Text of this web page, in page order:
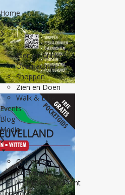
Home
Overzicht
Eten en drinken
Overnachten
Shoppen
Zien en Doen
Walk & Bike
Events
Blog
Media
Citymaps
Pocketgids
Visitheuvellandkrant